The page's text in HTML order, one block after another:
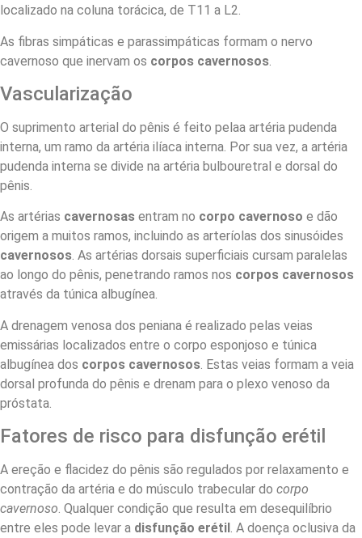
localizado na coluna torácica, de T11 a L2.
As fibras simpáticas e parassimpáticas formam o nervo
cavernoso que inervam os corpos cavernosos
Vascularização
O suprimento arterial do pênis é feito pelaa artéria pudenda
interna, um ramo da artéria ilíaca interna. Por sua vez, a artéria
pudenda interna se divide na artéria bulbouretral e dorsal do
pênis.
As artérias cavernosas entram no corpo cavernoso e dão
origem a muitos ramos, incluindo as arteríolas dos sinusóides
cavernosos. As artérias dorsais superficiais cursam paralelas
ao longo do pênis, penetrando ramos nos corpos cavernosos
através da túnica albugínea.
A drenagem venosa dos peniana é realizado pelas veias
emissárias localizados entre o corpo esponjoso e túnica
albugínea dos corpos cavernosos . Estas veias formam a veia
dorsal profunda do pênis e drenam para o plexo venoso da
próstata.
Fatores de risco para disfunção erétil
A ereção e flacidez do pênis são regulados por relaxamento e
contração da artéria e do músculo trabecular do corpo
cavernoso. Qualquer condição que resulta em desequilíbrio
entre eles pode levar a disfunção erétil . A doença oclusiva da